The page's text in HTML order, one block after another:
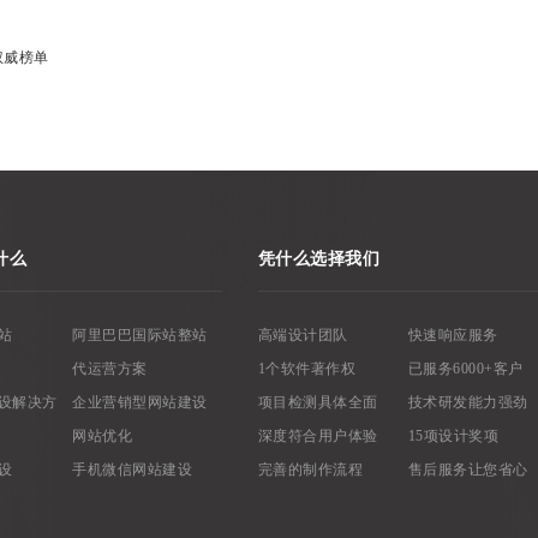
榜单
么
阿里巴巴国际站整站
代运营方案
解决方
企业营销型网站建设
网站优化
手机微信网站建设
凭什么选择我们
高端设计团队
快速响应服务
1个软件著作权
已服务6000+客户
项目检测具体全面
技术研发能力强劲
深度符合用户体验
15项设计奖项
完善的制作流程
售后服务让您省心